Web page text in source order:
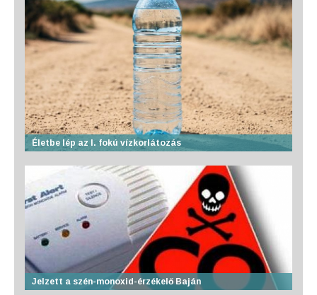
Életbe lép az I. fokú vízkorlátozás
Jelzett a szén-monoxid-érzékelő Baján